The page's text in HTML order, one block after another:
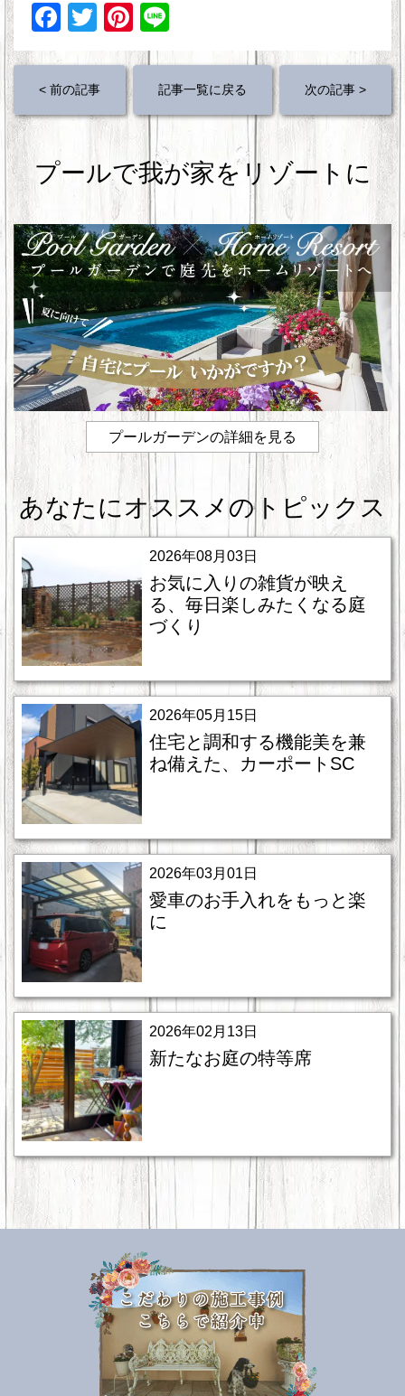
F
c
e
o
k
T
wi
tt
er
Pi
nt
er
e
st
e
< 前の記事 記事一覧に戻る 次の記事 >
プールで我が家をリゾートに
プールガーデンの詳細を見る
あなたにオススメのトピックス
2026年08月03日
お気に入りの雑貨が映え
る、毎日楽しみたくなる庭
づくり
2026年05月15日
住宅と調和する機能美を兼
ね備えた、カーポートSC
2026年03月01日
愛車のお手入れをもっと楽
に
2026年02月13日
新たなお庭の特等席